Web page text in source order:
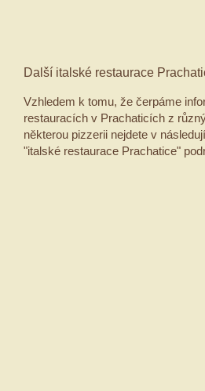
Další italské restaurace
Vzhledem k tomu, že čerpáme
restauracích v Prachaticích z
některou pizzerii nejdete v
"italské restaurace Prachatice"